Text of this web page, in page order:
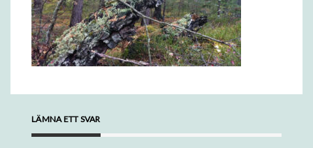
LÄMNA ETT SVAR